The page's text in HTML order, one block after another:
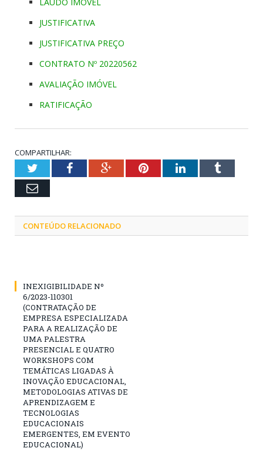
JUSTIFICATIVA
JUSTIFICATIVA PREÇO
CONTRATO Nº 20220562
AVALIAÇÃO IMÓVEL
RATIFICAÇÃO
COMPARTILHAR:
TwitterFacebookGoogle+PinterestLinkedInTumblr
Email
CONTEÚDO RELACIONADO
INEXIGIBILIDADE Nº
6/2023-110301
(CONTRATAÇÃO DE
EMPRESA ESPECIALIZADA
PARA A REALIZAÇÃO DE
UMA PALESTRA
PRESENCIAL E QUATRO
WORKSHOPS COM
TEMÁTICAS LIGADAS À
INOVAÇÃO EDUCACIONAL,
METODOLOGIAS ATIVAS DE
APRENDIZAGEM E
TECNOLOGIAS
EDUCACIONAIS
EMERGENTES, EM EVENTO
EDUCACIONAL)